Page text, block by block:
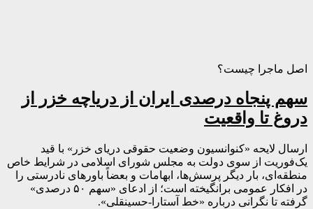
اصل ماجرا چیست؟
سهم پنجاه درصدی ایران از دریاچه خزر از
دروغ تا واقعیت
ارسال لایحه «کنوانسیون وضعیت حقوقی دریای خزر» با قید
یک‌فوریت از سوی دولت به مجلس شورای اسلامی در شرایط خاص
منطقه‌ای، بار دیگر پرسش‌ها، ابهامات و بعضاً باورهای نادرستی را
در افکار عمومی برانگیخته است؛ از ادعای «سهم ۵۰ درصدی»
گرفته تا نگرانی درباره «خط آستارا-حسینقلی».